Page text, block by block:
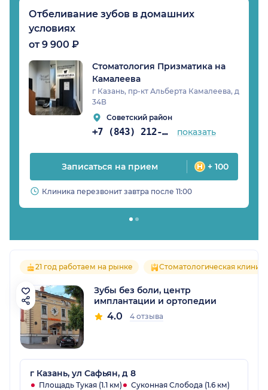
Отбеливание зубов в домашних
условиях
от 9 900 ₽
Стоматология Призматика на
Камалеева
г Казань, пр-кт Альберта Камалеева, д
34В
Советский район
+7 (843) 212-68-06 показать
Записаться на прием + 100
Клиника перезвонит завтра после 11:00
21 год работаем на рынке Стоматологическая клиника
Зубы без боли, центр
имплантации и ортопедии
4.0 4 отзыва
г Казань, ул Сафьян, д 8
Площадь Тукая (1.1 км)
Суконная Слобода (1.6 км)